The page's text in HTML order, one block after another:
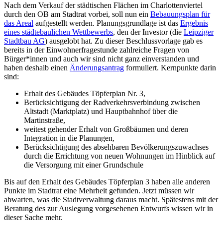
Nach dem Verkauf der städtischen Flächen im Charlottenviertel
durch den OB am Stadtrat vorbei, soll nun ein Bebauungsplan für
das Areal aufgestellt werden. Planungsgrundlage ist das Ergebnis
eines städtebaulichen Wettbewerbs, den der Investor (die Leipziger
Stadtbau AG) ausgelobt hat. Zu dieser Beschlussvorlage gab es
bereits in der Einwohnerfragestunde zahlreiche Fragen von
Bürger*innen und auch wir sind nicht ganz einverstanden und
haben deshalb einen Änderungsantrag formuliert. Kernpunkte darin
sind:
Erhalt des Gebäudes Töpferplan Nr. 3,
Berücksichtigung der Radverkehrsverbindung zwischen
Altstadt (Marktplatz) und Hauptbahnhof über die
Martinstraße,
weitest gehender Erhalt von Großbäumen und deren
Integration in die Planungen,
Berücksichtigung des absehbaren Bevölkerungszuwachses
durch die Errichtung von neuen Wohnungen im Hinblick auf
die Versorgung mit einer Grundschule
Bis auf den Erhalt des Gebäudes Töpferplan 3 haben alle anderen
Punkte im Stadtrat eine Mehrheit gefunden. Jetzt müssen wir
abwarten, was die Stadtverwaltung daraus macht. Spätestens mit der
Beratung des zur Auslegung vorgesehenen Entwurfs wissen wir in
dieser Sache mehr.